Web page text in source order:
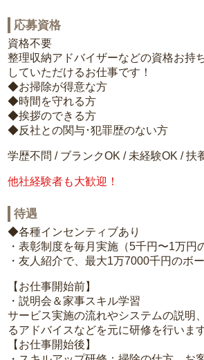
応募資格
資格不要
整理収納アドバイザーなどの資格お持
していただけるお仕事です！
◆お掃除が得意な方
◆時間を守れる方
◆挨拶のできる方
◆反社との関与･犯罪歴のない方
学歴不問 / ブランクOK / 未経験OK / 扶
他社経験者も大歓迎！
待遇
◆各種インセンティブあり
・表彰制度を毎月実施（5千円〜1万円
・友人紹介で、最大1万7000千円のボ
【お仕事開始前】
・説明会＆家事スキル学習
サービス実施の流れやシステムの説明
るアドバイスなどを元に研修を行います
【お仕事開始後】